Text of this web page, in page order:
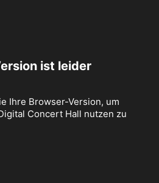
ist leider
Ihre Browser-Version, um
Concert Hall nutzen zu